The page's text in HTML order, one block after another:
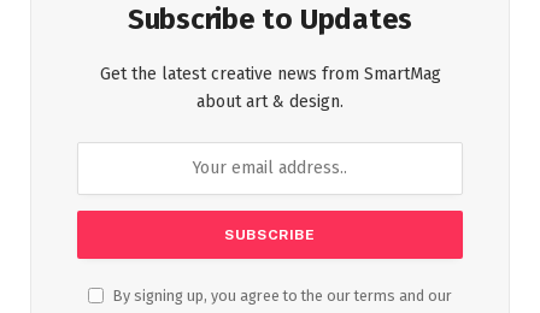
Subscribe to Updates
Get the latest creative news from SmartMag
about art & design.
By signing up, you agree to the our terms and our